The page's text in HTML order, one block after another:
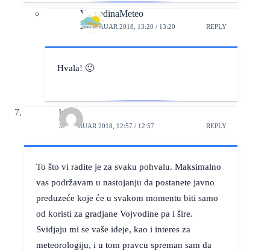
VojvodinaMeteo
2. FEBRUAR 2018, 13:20 / 13:20 REPLY
Hvala! 🙂
blaza
3. FEBRUAR 2018, 12:57 / 12:57 REPLY
To što vi radite je za svaku pohvalu. Maksimalno
vas podržavam u nastojanju da postanete javno
preduzeće koje će u svakom momentu biti samo
od koristi za gradjane Vojvodine pa i šire.
Svidjaju mi se vaše ideje, kao i interes za
meteorologiju, i u tom pravcu spreman sam da